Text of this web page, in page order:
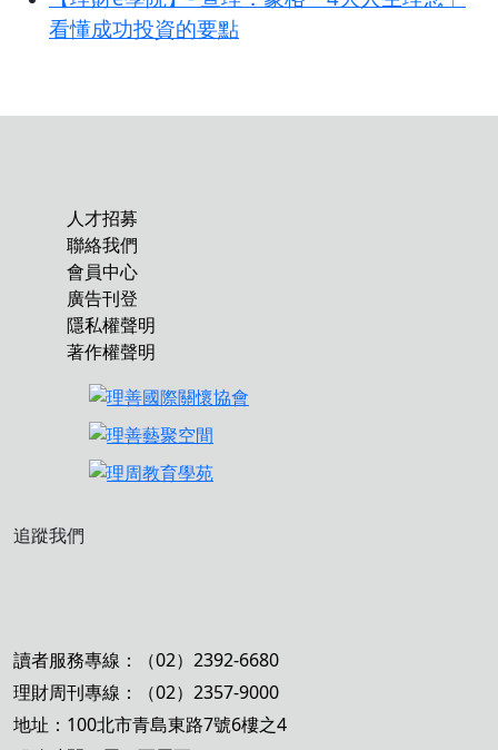
看懂成功投資的要點
人才招募
聯絡我們
會員中心
廣告刊登
隱私權聲明
著作權聲明
追蹤我們
讀者服務專線：（02）2392-6680
理財周刊專線：（02）2357-9000
地址：100北市青島東路7號6樓之4